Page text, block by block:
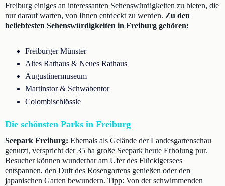
Freiburg einiges an interessanten Sehenswürdigkeiten zu bieten, die
nur darauf warten, von Ihnen entdeckt zu werden. Zu den
beliebtesten Sehenswürdigkeiten in Freiburg gehören:
Freiburger Münster
Altes Rathaus & Neues Rathaus
Augustinermuseum
Martinstor & Schwabentor
Colombischlössle
Die schönsten Parks in Freiburg
Seepark Freiburg: Ehemals als Gelände der Landesgartenschau
genutzt, verspricht der 35 ha große Seepark heute Erholung pur.
Besucher können wunderbar am Ufer des Flückigersees
entspannen, den Duft des Rosengartens genießen oder den
japanischen Garten bewundern. Tipp: Von der schwimmenden